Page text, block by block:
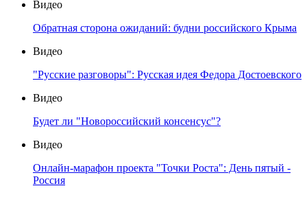
Видео
Обратная сторона ожиданий: будни российского Крыма
Видео
"Русские разговоры": Русская идея Федора Достоевского
Видео
Будет ли "Новороссийский консенсус"?
Видео
Онлайн-марафон проекта "Точки Роста": День пятый -
Россия